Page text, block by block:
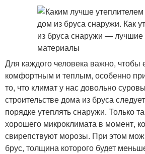
Для каждого человека важно, чтобы
комфортным и теплым, особенно
то, что климат у нас довольно
строительстве дома из бруса
порядке утеплять снаружи. Только
хорошего микроклимата в момент,
свирепствуют морозы. При этом
брус, толщина которого будет